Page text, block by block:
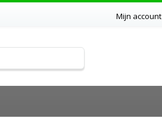
Mijn account